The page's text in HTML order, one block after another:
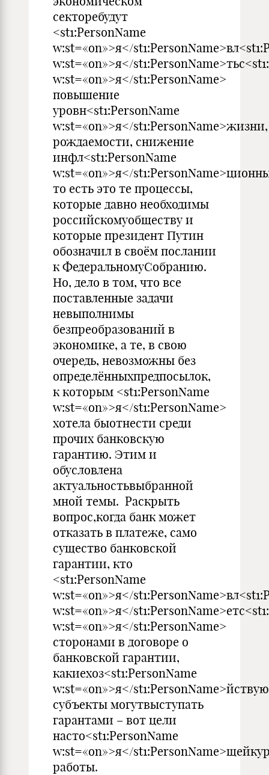
секторебудут
<st1:PersonName
w:st=«on»>я</
w:st=«on»>я</
w:st=«on»>я</st1:PersonName>
повышение
уровн<st1:PersonName
w:st=«on»>я</st1:PersonName>жизни,
рождаемости, снижение
инфл<st1:PersonName
w:st=«on»>я</
то есть это те процессы,
которые давно необходимы
российскомуобществу и
которые президент Путин
обозначил в своём послании
к ФедеральномуСобранию.
Но, дело в том, что все
поставленные задачи
невыполнимы
безпреобразований в
экономике, а те, в свою
очередь, невозможны без
определённыхпредпосылок,
к которым <st1:PersonName
w:st=«on»>я</st1:PersonName>
хотела быотнести среди
прочих банковскую
гарантию. Этим и
обусловлена
актуальностьвыбранной
мной темы. Раскрыть
вопрос,когда банк может
отказать в платеже, само
существо банковской
гарантии, кто
<st1:PersonName
w:st=«on»>я</
w:st=«on»>я</
w:st=«on»>я</st1:PersonName>
сторонами в договоре о
банковской гарантии,
какиехоз<st1:PersonName
w:st=«on»>я</
субъекты могутвыступать
гарантами – вот цели
насто<st1:PersonName
w:st=«on»>я</
работы.